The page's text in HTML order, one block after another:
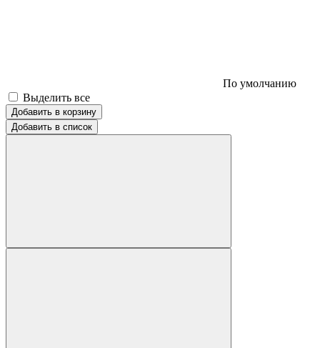
По умолчанию
Выделить все
Добавить в корзину
Добавить в список